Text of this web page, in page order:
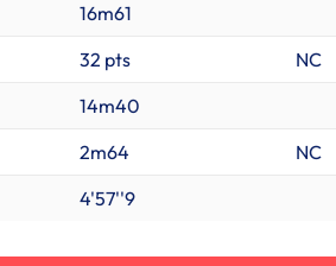
16m61
32 pts NC
14m40
2m64 NC
4'57''9